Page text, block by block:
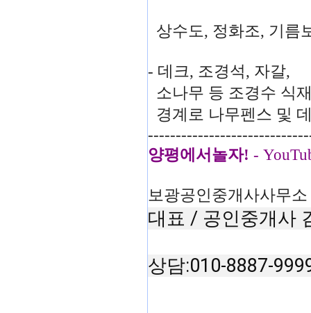
상수도, 정화조, 기름
- 데크, 조경석, 자갈,
소나무 등 조경수 식
경계로 나무펜스 및
양평에서놀자! -
보광공인중개사사무소
대표 / 공인중개사
상담:010-8887-